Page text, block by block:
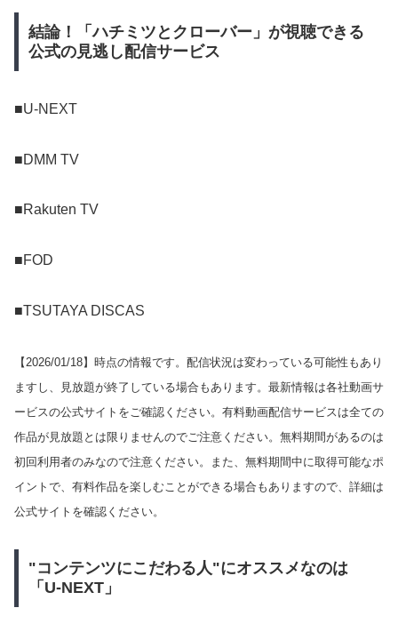
結論！「ハチミツとクローバー」が視聴できる
公式の見逃し配信サービス
■U-NEXT
■DMM TV
■Rakuten TV
■FOD
■TSUTAYA DISCAS
【 2026/01/18】時点の情報です。配信状況は変わっている可能性もあり
ますし、見放題が終了している場合もあります。最新情報は各社動画サ
ービスの公式サイトをご確認ください。有料動画配信サービスは全ての
作品が見放題とは限りませんのでご注意ください。無料期間があるのは
初回利用者のみなので注意ください。また、無料期間中に取得可能なポ
イントで、有料作品を楽しむことができる場合もありますので、詳細は
公式サイトを確認ください。
"コンテンツにこだわる人"にオススメなのは
「U-NEXT」